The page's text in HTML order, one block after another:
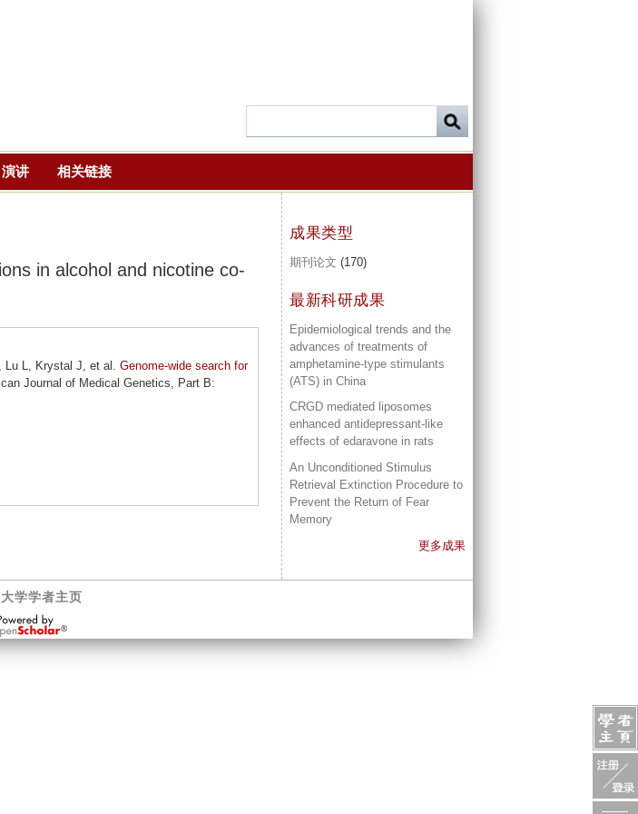
演讲 相关链接
in alcohol and nicotine co-
Lu L, Krystal J, et al. Genome-wide search for
Journal of Medical Genetics, Part B:
成果类型
期刊论文 (170)
最新科研成果
Epidemiological trends and the
advances of treatments of
amphetamine-type stimulants
(ATS) in China
CRGD mediated liposomes
enhanced antidepressant-like
effects of edaravone in rats
An Unconditioned Stimulus
Retrieval Extinction Procedure to
Prevent the Return of Fear
Memory
更多成果
学学者主页